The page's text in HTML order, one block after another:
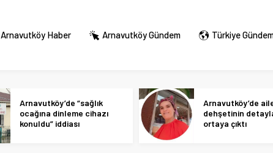
Arnavutköy Haber Arnavutköy Gündem Türkiye
Arnavutköy’de “sağlık
ocağına dinleme cihazı
konuldu” iddiası
Arnavutköy’de
dehşetinin
ortaya çıktı